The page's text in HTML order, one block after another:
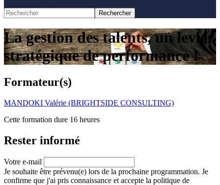
La gestion des talents, un levier
stratégique de performance !
Formateur(s)
MANDOKI Valérie (BRIGHTSIDE CONSULTING)
Cette formation dure 16 heures
Rester informé
Votre e-mail
Je souhaite être prévenu(e) lors de la prochaine programmation. Je
confirme que j'ai pris connaissance et accepte la politique de